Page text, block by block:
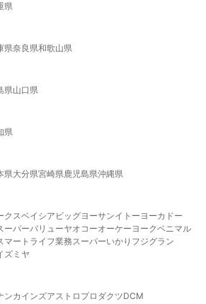
県
県奈良県和歌山県
県山口県
県
県大分県宮崎県鹿児島県沖縄県
クスベイシア ビッグヨーサンイトーヨーカドー
ーパーバリューヤオコーオーケー ヨークベニマル
マート ライフ業務スーパーいかり フジグラン
ズミヤ
ンカインズアストロプロダクツDCM